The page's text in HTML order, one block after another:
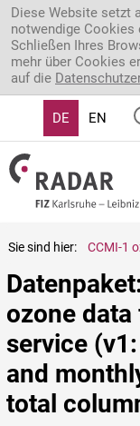
Direkt zum Inhalt
Diese Website setzt
notwendige Cookies
Schließen Ihres
mehr über Cookies
auf die
DE EN
Sie sind hier:
ozone data
service
and
total